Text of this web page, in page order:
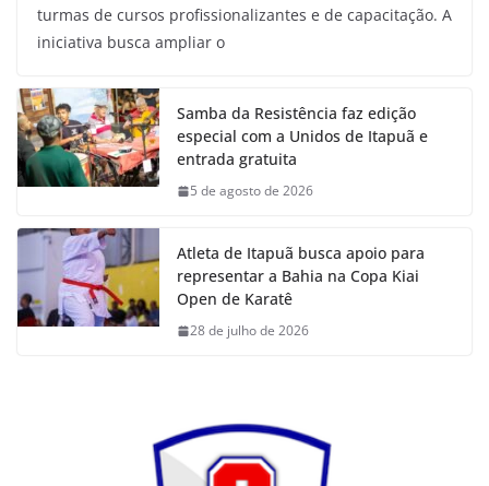
turmas de cursos profissionalizantes e de capacitação. A
iniciativa busca ampliar o
Samba da Resistência faz edição
especial com a Unidos de Itapuã e
entrada gratuita
5 de agosto de 2026
Atleta de Itapuã busca apoio para
representar a Bahia na Copa Kiai
Open de Karatê
28 de julho de 2026